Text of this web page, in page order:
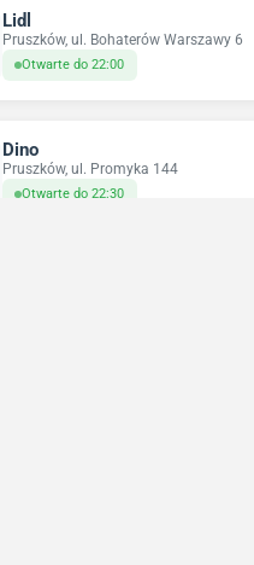
Lidl
Pruszków, ul. Bohaterów Warszawy 6
Otwarte do 22:00
Dino
Pruszków, ul. Promyka 144
Otwarte do 22:30